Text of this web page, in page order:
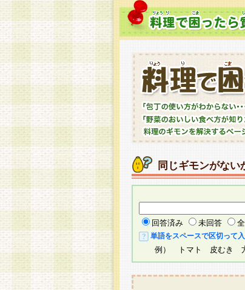
同じギモンがない
回答済み 未回答
単語をスペースで区切って
例） トマト 皮むき